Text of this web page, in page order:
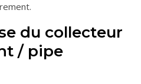
du collecteur
/ pipe